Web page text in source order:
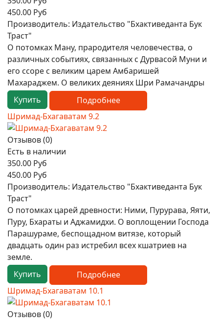
450.00 Руб
Производитель: Издательство "Бхактиведанта Бук
Траст"
О потомках Ману, прародителя человечества, о
различных событиях, связанных с Дурвасой Муни и
его ссоре с великим царем Амбаришей
Махараджем. О великих деяниях Шри Рамачандры
Купить
Подробнее
Шримад-Бхагаватам 9.2
Отзывов (0)
Есть в наличии
350.00 Руб
450.00 Руб
Производитель: Издательство "Бхактиведанта Бук
Траст"
О потомках царей древности: Ними, Пурурава, Яяти,
Пуру, Бхараты и Аджамидхи. О воплощении Господа
Парашураме, беспощадном витязе, который
двадцать один раз истребил всех кшатриев на
земле.
Купить
Подробнее
Шримад-Бхагаватам 10.1
Отзывов (0)